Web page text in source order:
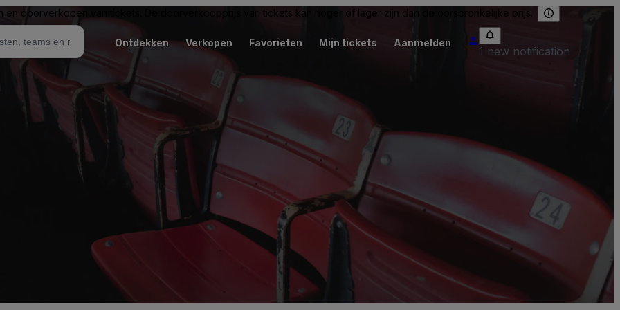
en doorverkopen van tickets. De doorverkoopprijs van tickets kan hoger of lager zijn dan de oorspronkelijke prijs.
Ontdekken Verkopen Favorieten Mijn tickets Aanmelden
1 new notification